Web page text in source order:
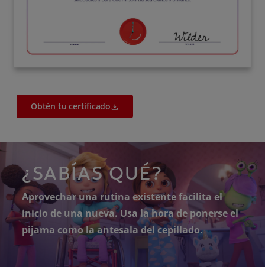
Obtén tu certificado
¿SABÍAS QUÉ?
Aprovechar una rutina existente facilita el
inicio de una nueva. Usa la hora de ponerse el
pijama como la antesala del cepillado.